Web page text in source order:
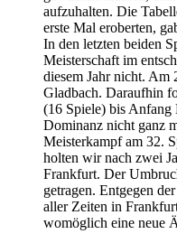
aufzuhalten. Die
erste Mal eroberten,
In den letzten beiden
Meisterschaft im
diesem Jahr nicht. Am
Gladbach. Daraufhin
(16 Spiele) bis Anfang
Dominanz nicht ganz
Meisterkampf am 32.
holten wir nach zwei
Frankfurt. Der
getragen. Entgegen
aller Zeiten in
womöglich eine neue